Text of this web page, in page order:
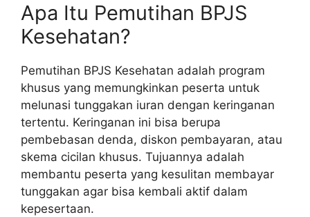
Apa Itu Pemutihan BPJS
Kesehatan?
Pemutihan BPJS Kesehatan adalah program
khusus yang memungkinkan peserta untuk
melunasi tunggakan iuran dengan keringanan
tertentu. Keringanan ini bisa berupa
pembebasan denda, diskon pembayaran, atau
skema cicilan khusus. Tujuannya adalah
membantu peserta yang kesulitan membayar
tunggakan agar bisa kembali aktif dalam
kepesertaan.